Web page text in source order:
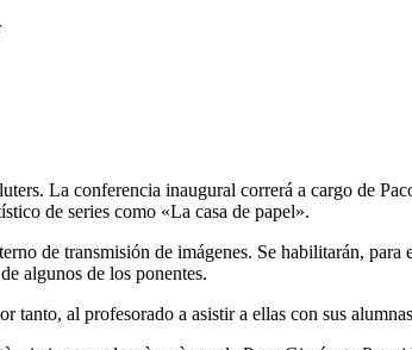
La conferencia inaugural correrá a cargo de
de series como «La casa de papel».
de transmisión de imágenes. Se habilitarán,
algunos de los ponentes.
tanto, al profesorado a asistir a ellas con sus